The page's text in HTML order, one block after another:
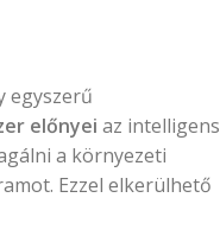
egyszerű
előnyei az intelligens
a környezeti
Ezzel elkerülhető